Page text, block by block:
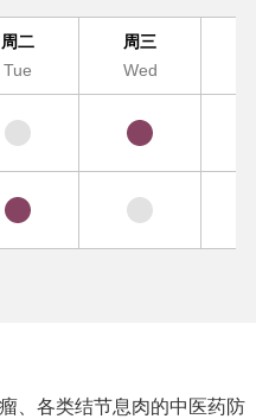
周二
Tue
周三
Wed
、各类结节息肉的中医药防